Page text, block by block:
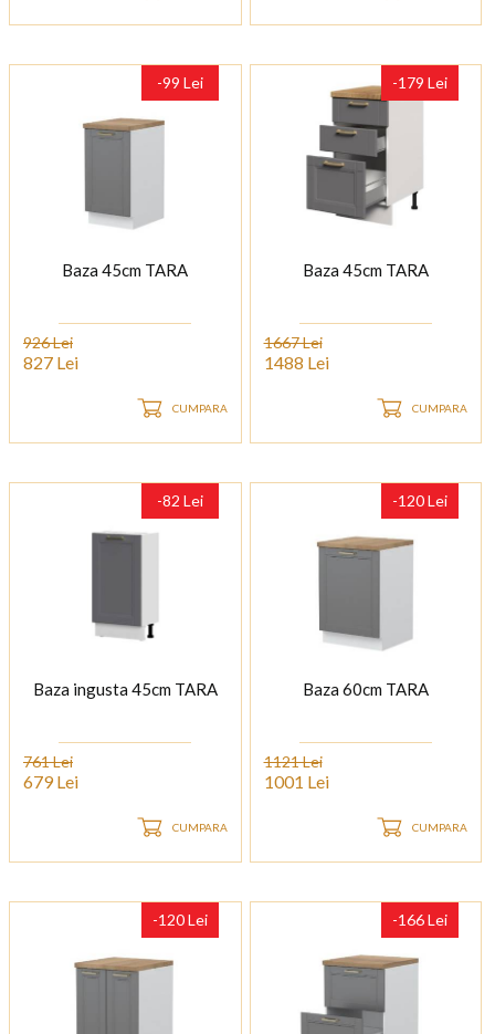
-99 Lei
Baza 45cm TARA
926 Lei
827 Lei
CUMPARA
-179 Lei
Baza 45cm TARA
1667 Lei
1488 Lei
CUMPARA
-82 Lei
Baza ingusta 45cm TARA
761 Lei
679 Lei
CUMPARA
-120 Lei
Baza 60cm TARA
1121 Lei
1001 Lei
CUMPARA
-120 Lei -166 Lei